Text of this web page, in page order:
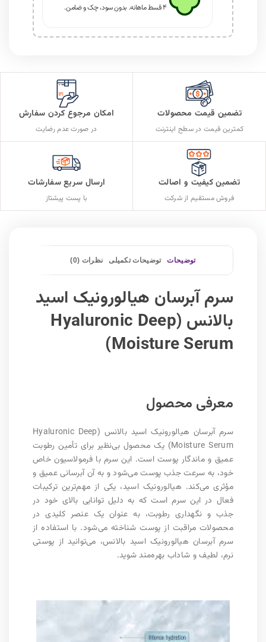
۴ قسط ماهانه. بدون سود، چک و ضامن.
تضمین قیمت محصولات
کمترین قیمت در سطح اینترنت
امکان مرجوع کردن سفارش
در صورت عدم رضایت
تضمین کیفیت و اصالت
فروش مستقیم از شرکت
ارسال سریع سفارشات
با پست پیشتاز
توضیحات توضیحات تکمیلی نظرات (0)
سرم آبرسان هیالورونیک اسید
بالانس (Hyaluronic Deep
Moisture Serum)
معرفی محصول
سرم آبرسان هیالورونیک اسید بالانس (Hyaluronic Deep
Moisture Serum) یک محصول بی‌نظیر برای تأمین رطوبت
عمیق و ماندگار پوست است. این سرم با فرمولاسیون خاص
خود، به سرعت جذب پوست می‌شود و به آن آبرسانی عمیق و
مؤثری می‌کند. هیالورونیک اسید، یکی از مهم‌ترین ترکیبات
فعال در این سرم است که به دلیل توانایی بالای خود در
جذب و نگهداری رطوبت، به عنوان یک عنصر کلیدی در
محصولات مراقبت از پوست شناخته می‌شود. با استفاده از
سرم آبرسان هیالورونیک اسید بالانس، می‌توانید از پوستی
نرم، لطیف و شاداب بهره‌مند شوید.